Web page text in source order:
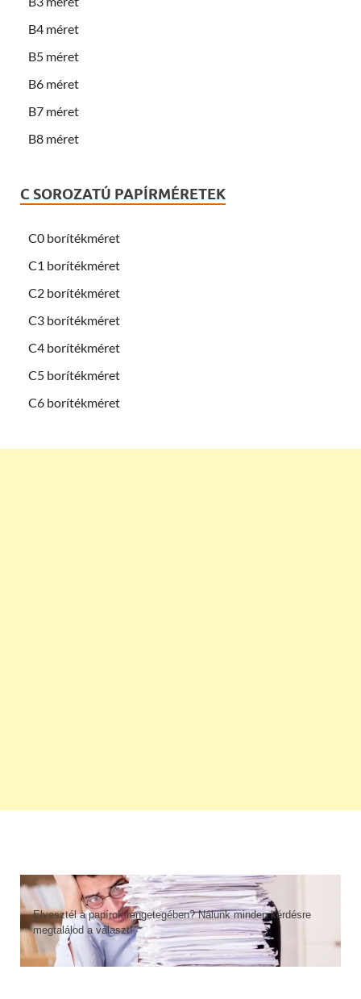
B4 méret
B5 méret
B6 méret
B7 méret
B8 méret
C SOROZATÚ PAPÍRMÉRETEK
C0 borítékméret
C1 borítékméret
C2 borítékméret
C3 borítékméret
C4 borítékméret
C5 borítékméret
C6 borítékméret
Elvesztél a papírok rengetegében? Nálunk minden kérdésre
megtalálod a választ!